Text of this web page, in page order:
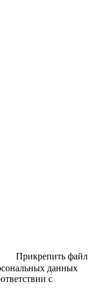
Прикрепить файл
данных
с